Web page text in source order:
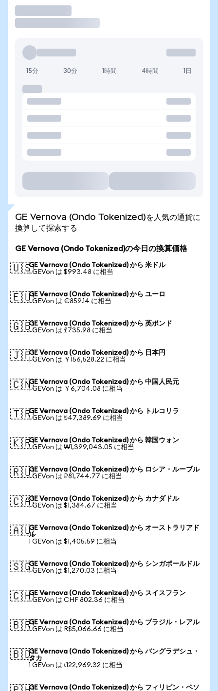
15分 30分 1時間 4時間 1日
GE Vernova (Ondo Tokenized)を人気の通貨に
換算して探索する
GE Vernova (Ondo Tokenized)の今日の換算価格
🇺🇸GE Vernova (Ondo Tokenized) から 米ドル
1 GEVon は $993.48 に相当
🇪🇺GE Vernova (Ondo Tokenized) から ユーロ
1 GEVon は €859.14 に相当
🇬🇧GE Vernova (Ondo Tokenized) から 英ポンド
1 GEVon は £735.98 に相当
🇯🇵GE Vernova (Ondo Tokenized) から 日本円
1 GEVon は ￥156,528.22 に相当
🇨🇳GE Vernova (Ondo Tokenized) から 中国人民元
1 GEVon は ￥6,704.08 に相当
🇹🇷GE Vernova (Ondo Tokenized) から トルコリラ
1 GEVon は ₺47,389.69 に相当
🇰🇷GE Vernova (Ondo Tokenized) から 韓国ウォン
1 GEVon は ₩1,399,043.05 に相当
🇷🇺GE Vernova (Ondo Tokenized) から ロシア・ルーブル
1 GEVon は ₽81,744.77 に相当
🇨🇦GE Vernova (Ondo Tokenized) から カナダドル
1 GEVon は $1,384.67 に相当
🇦🇺GE Vernova (Ondo Tokenized) から オーストラリアド
ル
1 GEVon は $1,405.59 に相当
🇸🇬GE Vernova (Ondo Tokenized) から シンガポールドル
1 GEVon は $1,270.03 に相当
🇨🇭GE Vernova (Ondo Tokenized) から スイスフラン
1 GEVon は CHF 802.36 に相当
🇧🇷GE Vernova (Ondo Tokenized) から ブラジル・レアル
1 GEVon は R$5,066.66 に相当
🇧🇩GE Vernova (Ondo Tokenized) から バングラデシュ・
タカ
1 GEVon は ৳122,969.32 に相当
GE Vernova (Ondo Tokenized) から フィリピン・ペソ